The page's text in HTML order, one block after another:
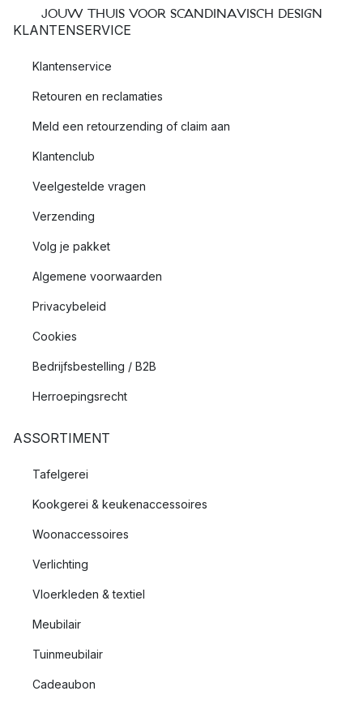
JOUW THUIS VOOR SCANDINAVISCH DESIGN
KLANTENSERVICE
Klantenservice
Retouren en reclamaties
Meld een retourzending of claim aan
Klantenclub
Veelgestelde vragen
Verzending
Volg je pakket
Algemene voorwaarden
Privacybeleid
Cookies
Bedrijfsbestelling / B2B
Herroepingsrecht
ASSORTIMENT
Tafelgerei
Kookgerei & keukenaccessoires
Woonaccessoires
Verlichting
Vloerkleden & textiel
Meubilair
Tuinmeubilair
Cadeaubon